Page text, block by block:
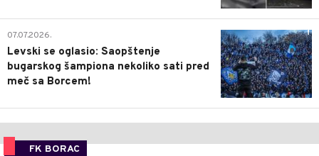
1
07.07.2026.
Levski se oglasio: Saopštenje
bugarskog šampiona nekoliko sati pred
meč sa Borcem!
FK BORAC